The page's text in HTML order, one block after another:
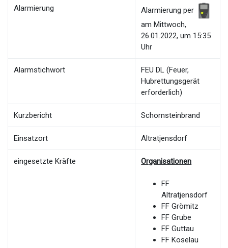
Alarmierung
Alarmierung per
am Mittwoch,
26.01.2022, um 15:35
Uhr
Alarmstichwort
FEU DL (Feuer,
Hubrettungsgerät
erforderlich)
Kurzbericht Schornsteinbrand
Einsatzort Altratjensdorf
eingesetzte Kräfte Organisationen
FF
Altratjensdorf
FF Grömitz
FF Grube
FF Guttau
FF Koselau